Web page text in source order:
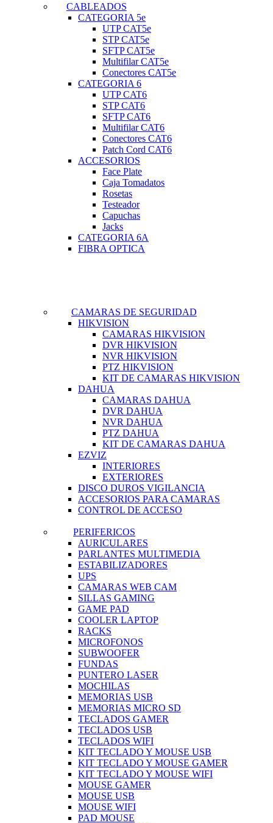
CABLEADOS
CATEGORIA 5e
UTP CAT5e
STP CAT5e
SFTP CAT5e
Multifilar CAT5e
Conectores CAT5e
CATEGORIA 6
UTP CAT6
STP CAT6
SFTP CAT6
Multifilar CAT6
Conectores CAT6
Patch Cord CAT6
ACCESORIOS
Face Plate
Caja Tomadatos
Rosetas
Testeador
Capuchas
Jacks
CATEGORIA 6A
FIBRA OPTICA
CAMARAS DE SEGURIDAD
HIKVISION
CAMARAS HIKVISION
DVR HIKVISION
NVR HIKVISION
PTZ HIKVISION
KIT DE CAMARAS HIKVISION
DAHUA
CAMARAS DAHUA
DVR DAHUA
NVR DAHUA
PTZ DAHUA
KIT DE CAMARAS DAHUA
EZVIZ
INTERIORES
EXTERIORES
DISCO DUROS VIGILANCIA
ACCESORIOS PARA CAMARAS
CONTROL DE ACCESO
PERIFERICOS
AURICULARES
PARLANTES MULTIMEDIA
ESTABILIZADORES
UPS
CAMARAS WEB CAM
SILLAS GAMING
GAME PAD
COOLER LAPTOP
RACKS
MICROFONOS
SUBWOOFER
FUNDAS
PUNTERO LASER
MOCHILAS
MEMORIAS USB
MEMORIAS MICRO SD
TECLADOS GAMER
TECLADOS USB
TECLADOS WIFI
KIT TECLADO Y MOUSE USB
KIT TECLADO Y MOUSE GAMER
KIT TECLADO Y MOUSE WIFI
MOUSE GAMER
MOUSE USB
MOUSE WIFI
PAD MOUSE